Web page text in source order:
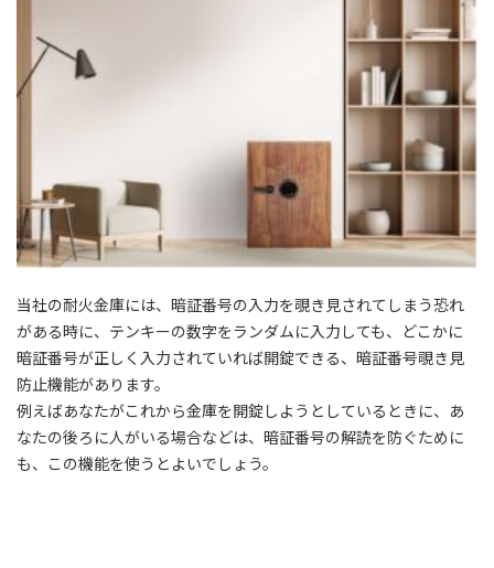
当社の耐火金庫には、暗証番号の入力を覗き見されてしまう恐れ
がある時に、テンキーの数字をランダムに入力しても、どこかに
暗証番号が正しく入力されていれば開錠できる、暗証番号覗き見
防止機能があります。
例えばあなたがこれから金庫を開錠しようとしているときに、あ
なたの後ろに人がいる場合などは、暗証番号の解読を防ぐために
も、この機能を使うとよいでしょう。